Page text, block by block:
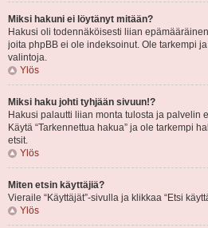
Miksi hakuni ei löytänyt mitään?
Hakusi oli todennäköisesti liian
joita phpBB ei ole indeksoinut. Ole tarkempi
valintoja.
Ylös
Miksi haku johti tyhjään sivuun!?
Hakusi palautti liian monta tulosta ja palvelin
Käytä “Tarkennettua hakua” ja ole tarkempi
etsit.
Ylös
Miten etsin käyttäjiä?
Vieraile “Käyttäjät”-sivulla ja klikkaa “Etsi
Ylös